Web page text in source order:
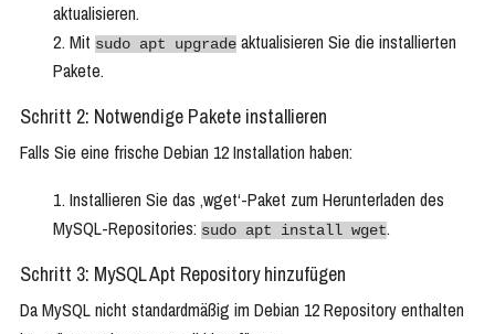
aktualisieren.
Mit sudo apt upgrade aktualisieren Sie die installierten
Pakete.
Schritt 2: Notwendige Pakete installieren
Falls Sie eine frische Debian 12 Installation haben:
Installieren Sie das ‚wget‘-Paket zum Herunterladen des
MySQL-Repositories: sudo apt install wget.
Schritt 3: MySQL Apt Repository hinzufügen
Da MySQL nicht standardmäßig im Debian 12 Repository enthalten